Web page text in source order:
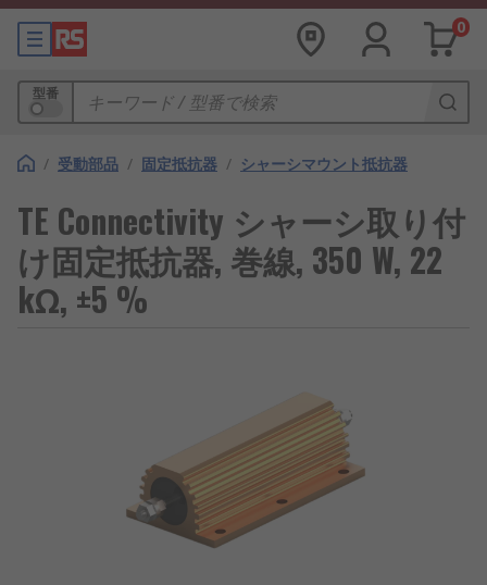
0
型番
/ 受動部品 / 固定抵抗器 / シャーシマウント抵抗器
TE Connectivity シャーシ取り付
け固定抵抗器, 巻線, 350 W, 22
kΩ, ±5 %